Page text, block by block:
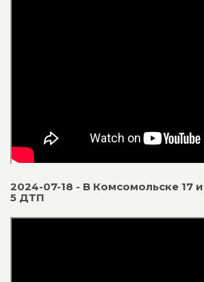
2024-07-18 - В Комсомольске 17
5 ДТП